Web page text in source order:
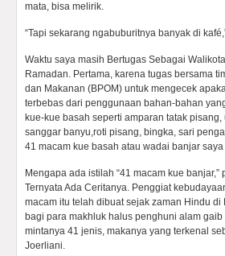
mata, bisa melirik.
“Tapi sekarang ngabuburitnya banyak di
Waktu saya masih Bertugas Sebagai
Ramadan. Pertama, karena tugas bersama
dan Makanan (BPOM) untuk mengecek
terbebas dari penggunaan bahan-bahan
kue-kue basah seperti amparan tatak
sanggar banyu,roti pisang, bingka, sari
41 macam kue basah atau wadai banjar
Mengapa ada istilah “41 macam kue
Ternyata Ada Ceritanya. Penggiat
macam itu telah dibuat sejak zaman Hindu
bagi para makhluk halus penghuni alam
mintanya 41 jenis, makanya yang terkenal
Joerliani.